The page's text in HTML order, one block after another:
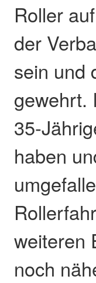
Roller
der
sein und
gewehrt.
35-
haben
weiteren
noch